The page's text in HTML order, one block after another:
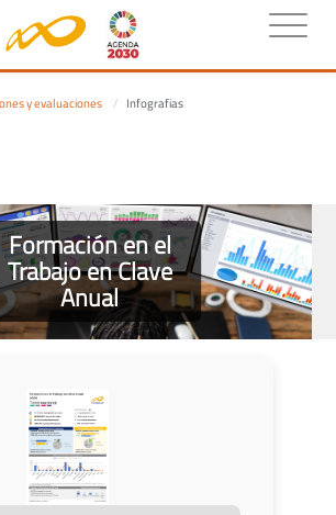
y evaluaciones Infografias
Formación en el
Trabajo en Clave
Anual